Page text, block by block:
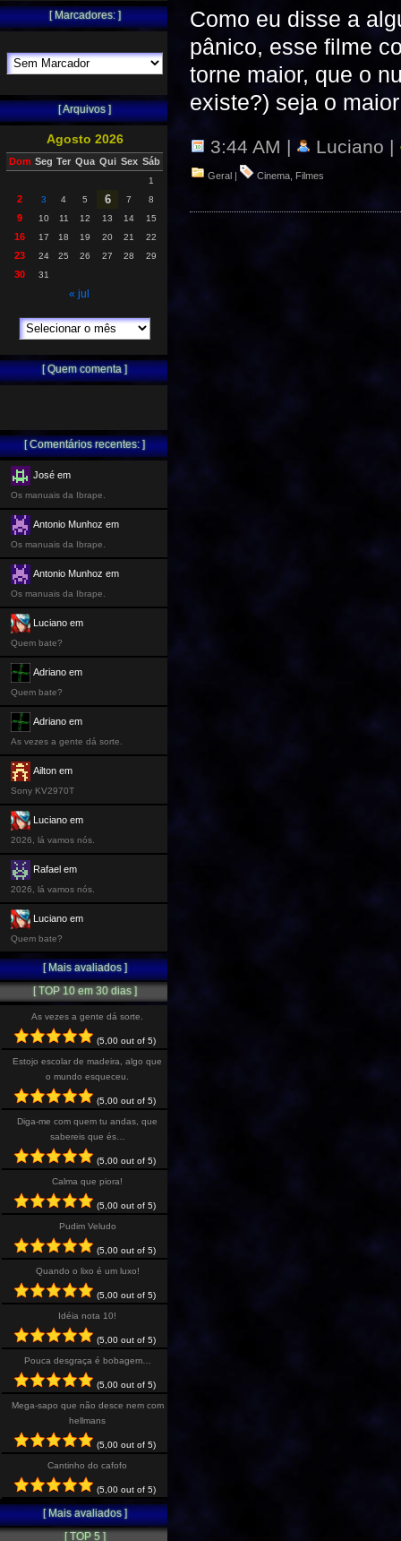
Como eu disse a
pânico, esse filme
torne maior, que o
existe?) seja o
3:44 AM | Luciano |
Geral | Cinema Filmes
[ Marcadores: ]
[ Arquivos ]
Agosto 2026
Dom Seg Ter Qua Qui Sex Sáb
1
2 3 4 5 6 7 8
9 10 11 12 13 14 15
16 17 18 19 20 21 22
23 24 25 26 27 28 29
30 31
« jul
[ Quem comenta ]
[ Comentários recentes: ]
José em
Os manuais da Ibrape.
Antonio Munhoz em
Os manuais da Ibrape.
Antonio Munhoz em
Os manuais da Ibrape.
Luciano em
Quem bate?
Adriano em
Quem bate?
Adriano em
As vezes a gente dá sorte.
Ailton em
Sony KV2970T
Luciano em
2026, lá vamos nós.
Rafael em
2026, lá vamos nós.
Luciano em
Quem bate?
[ Mais avaliados ]
[ TOP 10 em 30 dias ]
As vezes a gente dá sorte.
(5,00 out of 5)
Estojo escolar de madeira, algo que
o mundo esqueceu.
(5,00 out of 5)
Diga-me com quem tu andas, que
sabereis que és…
(5,00 out of 5)
Calma que piora!
(5,00 out of 5)
Pudim Veludo
(5,00 out of 5)
Quando o lixo é um luxo!
(5,00 out of 5)
Idéia nota 10!
(5,00 out of 5)
Pouca desgraça é bobagem…
(5,00 out of 5)
Mega-sapo que não desce nem com
hellmans
(5,00 out of 5)
Cantinho do cafofo
(5,00 out of 5)
[ Mais avaliados ]
[ TOP 5 ]